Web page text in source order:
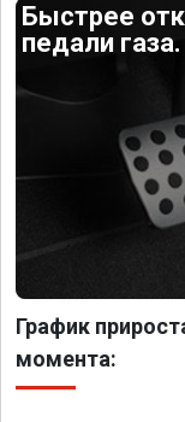
Быстрее
педали газа.
График
момента: